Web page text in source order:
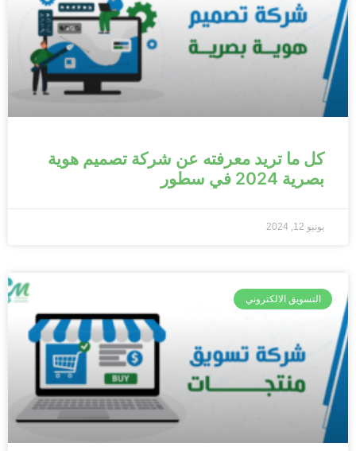
كل ما تريد معرفته عن شركة تصميم هوية
بصرية 2024 في سطور
يونيو 12, 2024
التسويق الالكتروني